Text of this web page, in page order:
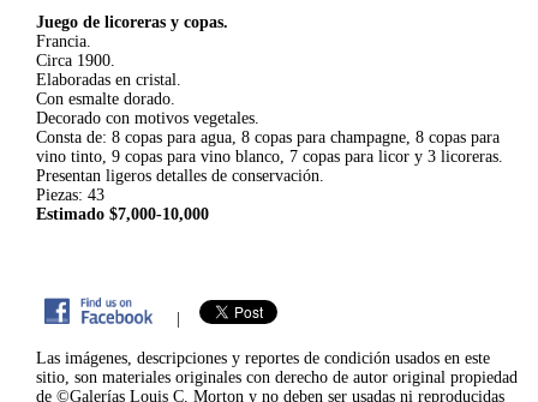
Juego de licoreras y copas.
Francia.
Circa 1900.
Elaboradas en cristal.
Con esmalte dorado.
Decorado con motivos vegetales.
Consta de: 8 copas para agua, 8 copas para champagne, 8 copas para
vino tinto, 9 copas para vino blanco, 7 copas para licor y 3 licoreras.
Presentan ligeros detalles de conservación.
Piezas: 43
Estimado $7,000-10,000
|
Las imágenes, descripciones y reportes de condición usados en este
sitio, son materiales originales con derecho de autor original propiedad
de ©Galerías Louis C. Morton y no deben ser usadas ni reproducidas